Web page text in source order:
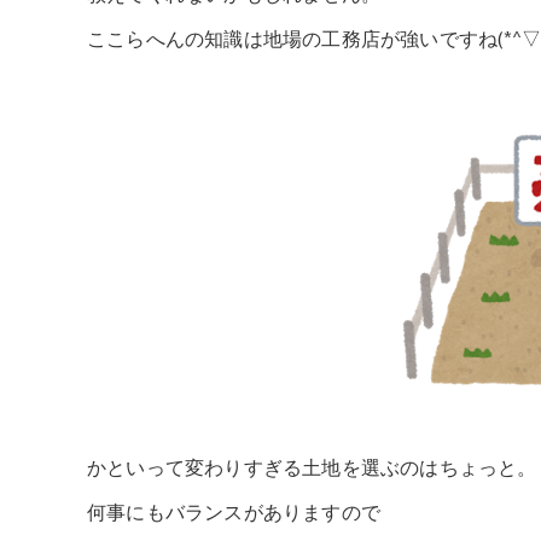
ここらへんの知識は地場の工務店が強いですね
かといって変わりすぎる土地を選ぶのはちょっと。
何事にもバランスがありますので